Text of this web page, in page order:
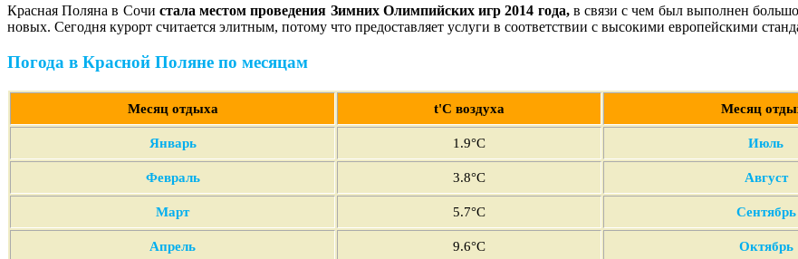
Красная Поляна в Сочи стала местом проведения Зимних Олимпийских игр 2014 года,в связи с чем был выполнен
новых. Сегодня курорт считается элитным, потому что предоставляет услуги в соответствии с высокими европейскими
Погода в Красной Поляне по месяцам
Месяц отдыха t'С воздуха Месяц
Январь 1.9°C Июль
Февраль 3.8°C Август
Март 5.7°C Сентябрь
Апрель 9.6°C Октябрь